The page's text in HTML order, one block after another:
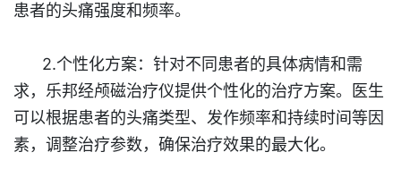
患者的头痛强度和频率。
2.个性化方案：针对不同患者的具体病情和需
求，乐邦经颅磁治疗仪提供个性化的治疗方案。医生
可以根据患者的头痛类型、发作频率和持续时间等因
素，调整治疗参数，确保治疗效果的最大化。